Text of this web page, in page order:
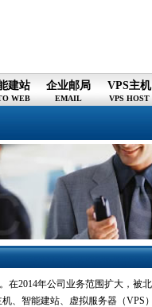
建站
WEB
企业邮局
EMAIL
VPS主机
VPS HOST
在2014年公司业务范围扩大，被
、智能建站、虚拟服务器（VPS